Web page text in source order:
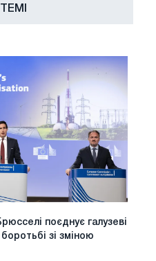
поєднує галузеві
зі зміною